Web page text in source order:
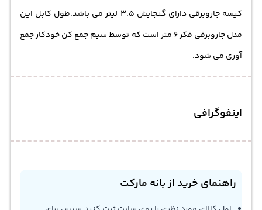
کیسه جاروبرقی دارای گنجایش 3.5 لیتر می باشد.طول کابل این
مدل جاروبرقی فکر 6 متر است که توسط سیم جمع کن خودکار جمع
آوری می شود.
اینفوگرافی
راهنمای خرید از بانه مارکت